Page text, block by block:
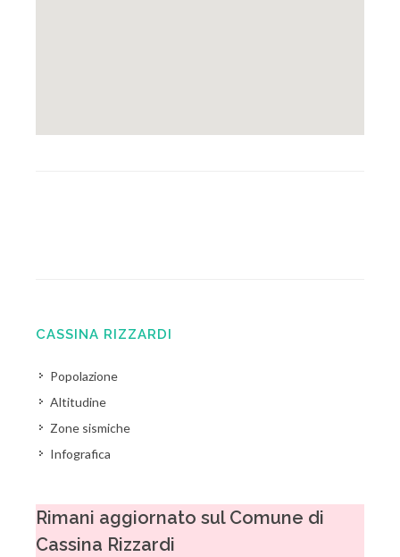
CASSINA RIZZARDI
Popolazione
Altitudine
Zone sismiche
Infografica
Rimani aggiornato sul Comune di
Cassina Rizzardi